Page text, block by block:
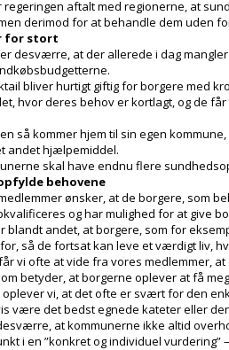
regeringen aftalt med regionerne, at
derimod for at behandle dem uden
for stort
desværre, at der allerede i dag
bliver hurtigt giftig for borgere med
hvor deres behov er kortlagt, og de
så kommer hjem til sin egen
andet hjælpemiddel.
skal have endnu flere
behovene
ønsker, at de borgere, som
og har mulighed for at give
blandt andet, at borgere, som for
så de fortsat kan leve et værdigt liv,
vi ofte at vide fra vores medlemmer,
betyder, at borgerne oplever at få
vi, at det ofte er svært for den
være det bedst egnede kateter eller
at kommunerne ikke altid
i en ”konkret og individuel